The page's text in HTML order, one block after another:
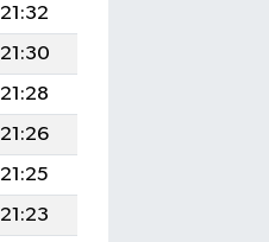
21:32
21:30
21:28
21:26
21:25
21:23